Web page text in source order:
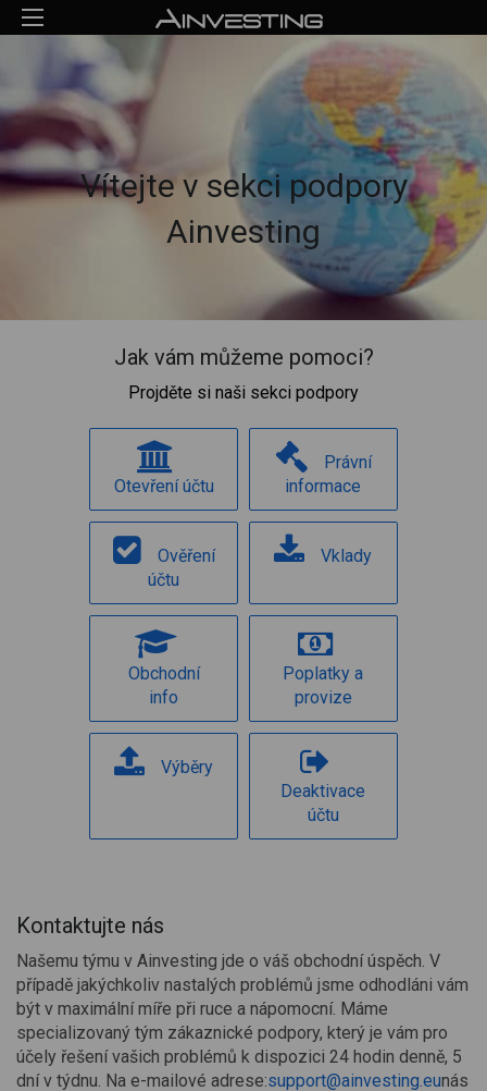
Vítejte v sekci podpory
Ainvesting
Jak vám můžeme pomoci?
Projděte si naši sekci podpory
Otevření účtu
Právní
informace
Ověření
účtu
Vklady
Obchodní
info
Poplatky a
provize
Výběry
Deaktivace
účtu
Kontaktujte nás
Našemu týmu v Ainvesting jde o váš obchodní úspěch. V
případě jakýchkoliv nastalých problémů jsme odhodláni vám
být v maximální míře při ruce a nápomocní. Máme
specializovaný tým zákaznické podpory, který je vám pro
účely řešení vašich problémů k dispozici 24 hodin denně, 5
dní v týdnu. Na e-mailové adrese:support@ainvesting.eunás